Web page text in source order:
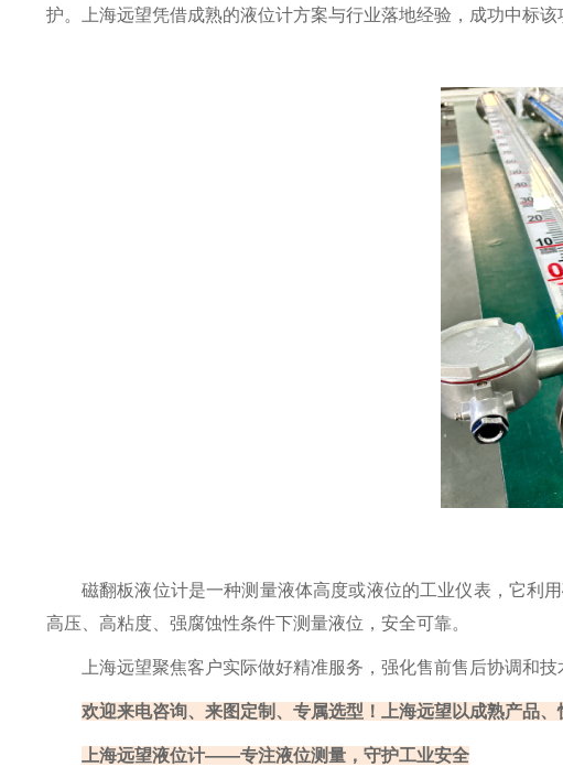
护。上海远望凭借成熟的液位计方案与行业落地经验，成功中标
磁翻板液位计是一种测量液体高度或液位的工业仪表，它利
高压、高粘度、强腐蚀性条件下测量液位，安全可靠。
上海远望聚焦客户实际做好精准服务，强化售前售后协调和
欢迎来电咨询、来图定制、专属选型！上海远望以成熟产品
上海远望液位计——专注液位测量，守护工业安全